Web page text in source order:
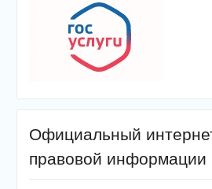
Официальный
правовой информации